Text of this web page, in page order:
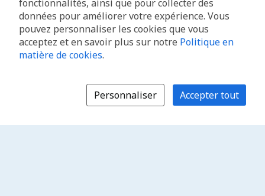
fonctionnalités, ainsi que pour collecter des
données pour améliorer votre expérience. Vous
pouvez personnaliser les cookies que vous
acceptez et en savoir plus sur notre Politique en
matière de cookies.
Personnaliser Accepter tout